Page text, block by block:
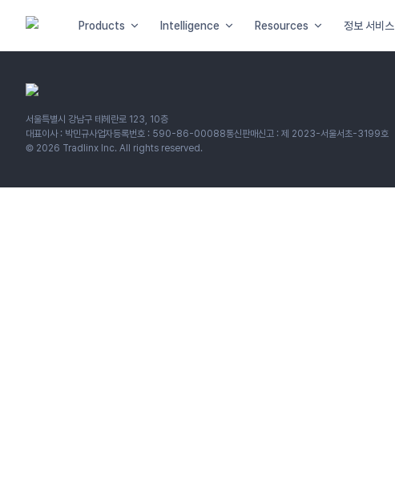
Products Intelligence Resources 정보 서비스
서울특별시 강남구 테헤란로 123, 10층
대표이사 : 박민규사업자등록번호 : 590-86-00088통신판매신고 : 제 2023-서울서초-3199호
© 2026 Tradlinx Inc. All rights reserved.